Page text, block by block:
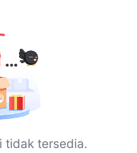
tidak tersedia.